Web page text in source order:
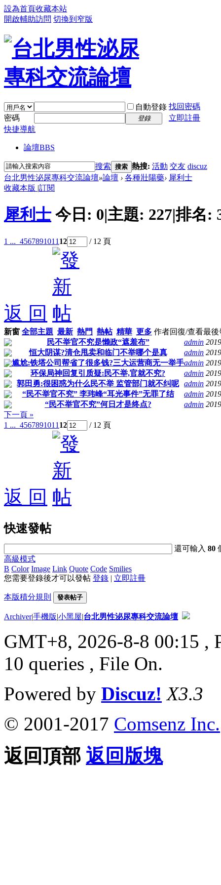
設為首頁收藏本站
開啟輔助訪問 切換到窄版
自動登錄 找回密碼
密碼
登錄
立即註冊
快捷導航
論壇BBS
搜索 搜索 熱搜: 活動 交友 discuz
台北男性泌尿專科交流論壇»論壇 › 各種壯陽藥› 犀利士
收藏本版 |訂閱
犀利士 今日: 0|主題: 227|排名:
1 ... 4567891011 12 / 12 頁
返 回
新窗 全部主題 最新 熱門 熱帖 精華 更多 作者回復/查看最後
民不举官不究是懒政“遮羞布”
admin
恒大阴谋?清仓甩卖和临门不举哪个是真
admin
尴尬:铁塔公司帮省了很多钱?三大运营商无一举手admin
环保局神回复引质疑:民不举,官就不究?
admin
郭田勇:很困惑为什么民不举 监管部门就不纠呢 admin
“民不举官不究” 李玮峰“耳光事件”无罪了结
admin
“民不举官不究”何日才是终点?
admin
下一頁 »
1 ... 4567891011 12 / 12 頁
返 回
快速發帖
還可輸入80
高級模式
B Color Image Link Quote Code Smilies
您需要登錄後才可以發帖 登錄 | 立即註冊
本版積分規則 發表帖子
Archiver|手機版|小黑屋|台北男性泌尿專科交流論壇
GMT+8, 2026-8-8 00:15 ,
10 queries , File On.
Powered by Discuz! X3.3
© 2001-2017 Comsenz Inc.
返回頂部 返回版塊